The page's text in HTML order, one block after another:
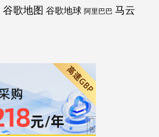
谷歌地图 谷歌地球 阿里巴巴 马云